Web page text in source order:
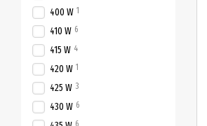
400 W 1
410 W 6
415 W 4
420 W 1
425 W 3
430 W 6
6